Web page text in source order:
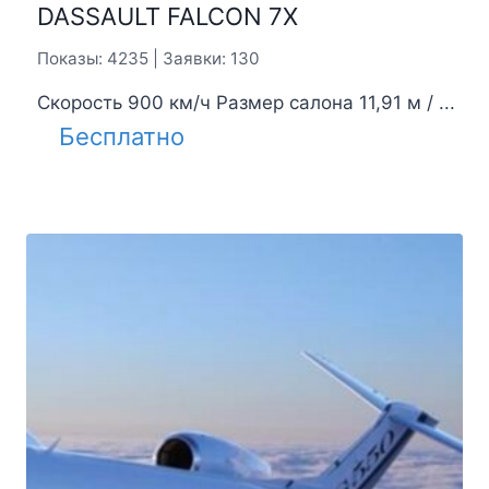
DASSAULT FALCON 7X
Показы: 4235 | Заявки: 130
Скорость 900 км/ч Размер салона 11,91 м / ...
Бесплатно